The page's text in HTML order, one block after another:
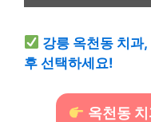
강릉 옥천동 치과
후 선택하세요!
옥천동